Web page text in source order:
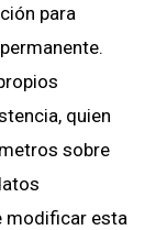
para
quien
sobre
modificar esta